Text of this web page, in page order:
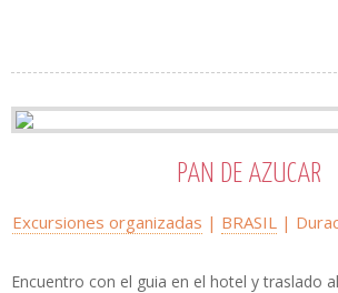
PAN DE AZUCAR
Excursiones organizadas | BRASIL|
Encuentro con el guia en el hotel y traslado